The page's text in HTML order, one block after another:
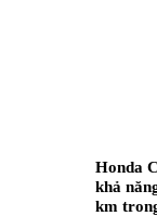
Honda
khả
km